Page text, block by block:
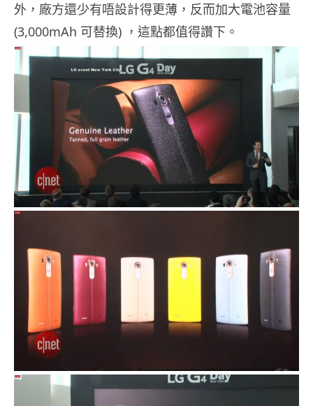
外，廠方還少有唔設計得更薄，反而加大電池容量
(3,000mAh 可替換) ，這點都值得讚下。